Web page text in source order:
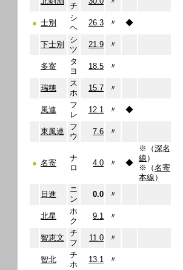
チ
● 士別
シ
ヘ
26.3 〃 ◆
下士別
シ
ツ
21.9 〃
多寄
タ
ヨ
18.5 〃
瑞穂
ス
ホ
15.7 〃
風連
フ
レ
12.1 〃 ◆
東風連
フ
ウ
7.6 〃
● 名寄
ナ
ロ
4.0 〃 ◆
※（深名
線 ）
※（名寄
本線 ）
日進
ニ
ン
0.0 〃
北星
ホ
ク
9.1 〃
智恵文
チ
フ
11.0 〃
智北
チ
ホ
13.1 〃